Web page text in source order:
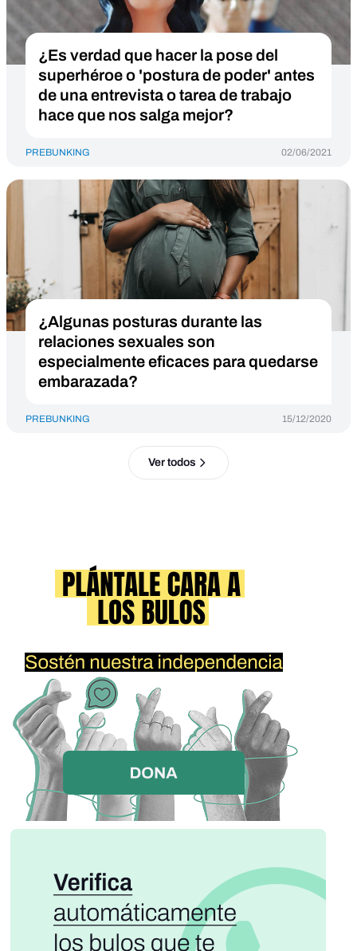
¿Es verdad que hacer la pose del
superhéroe o 'postura de poder' antes
de una entrevista o tarea de trabajo
hace que nos salga mejor?
PREBUNKING 02/06/2021
¿Algunas posturas durante las
relaciones sexuales son
especialmente eficaces para quedarse
embarazada?
PREBUNKING 15/12/2020
Ver todos